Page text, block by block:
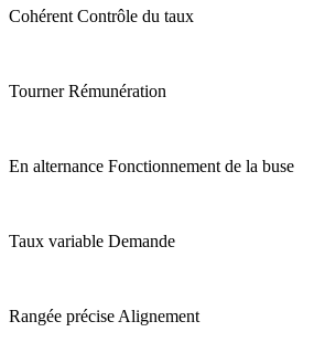
Cohérent Contrôle du taux
Tourner Rémunération
En alternance Fonctionnement de la buse
Taux variable Demande
Rangée précise Alignement